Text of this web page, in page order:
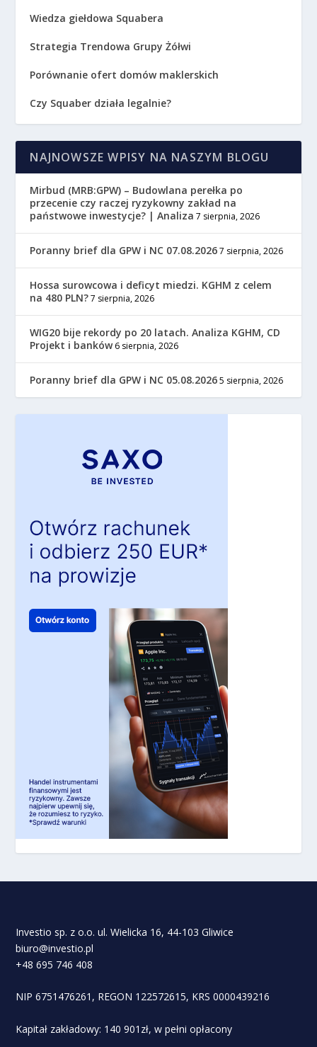
Wiedza giełdowa Squabera
Strategia Trendowa Grupy Żółwi
Porównanie ofert domów maklerskich
Czy Squaber działa legalnie?
NAJNOWSZE WPISY NA NASZYM BLOGU
Mirbud (MRB:GPW) – Budowlana perełka po
przecenie czy raczej ryzykowny zakład na
państwowe inwestycje? | Analiza 7 sierpnia, 2026
Poranny brief dla GPW i NC 07.08.2026 7 sierpnia, 2026
Hossa surowcowa i deficyt miedzi. KGHM z celem
na 480 PLN? 7 sierpnia, 2026
WIG20 bije rekordy po 20 latach. Analiza KGHM, CD
Projekt i banków 6 sierpnia, 2026
Poranny brief dla GPW i NC 05.08.2026 5 sierpnia, 2026
Investio sp. z o.o. ul. Wielicka 16, 44-103 Gliwice
biuro@investio.pl
+48 695 746 408
NIP 6751476261, REGON 122572615, KRS 0000439216
Kapitał zakładowy: 140 901zł, w pełni opłacony